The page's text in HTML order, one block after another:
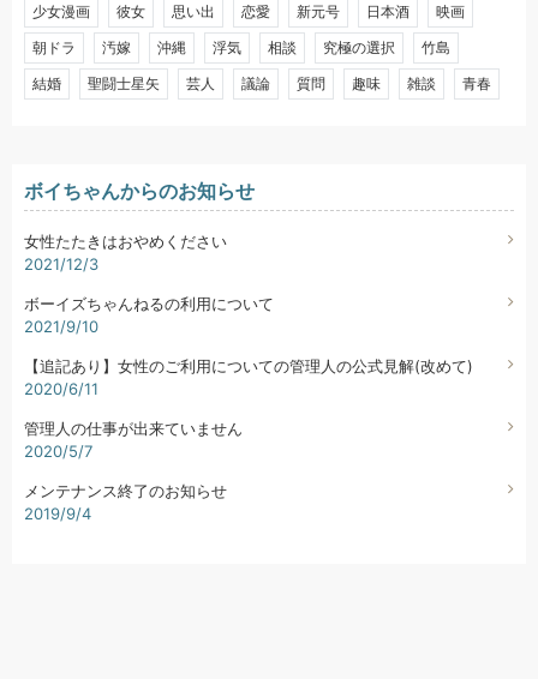
少女漫画
彼女 思い出 恋愛 新元号 日本酒
映画
朝ドラ
汚嫁 沖縄 浮気 相談 究極の選択
竹島
結婚
聖闘士星矢 芸人 議論 質問 趣味 雑談 青春
ボイちゃんからのお知らせ
女性たたきはおやめください
2021/12/3
ボーイズちゃんねるの利用について
2021/9/10
【追記あり】女性のご利用についての管理人の公式見解(改めて)
2020/6/11
管理人の仕事が出来ていません
2020/5/7
メンテナンス終了のお知らせ
2019/9/4